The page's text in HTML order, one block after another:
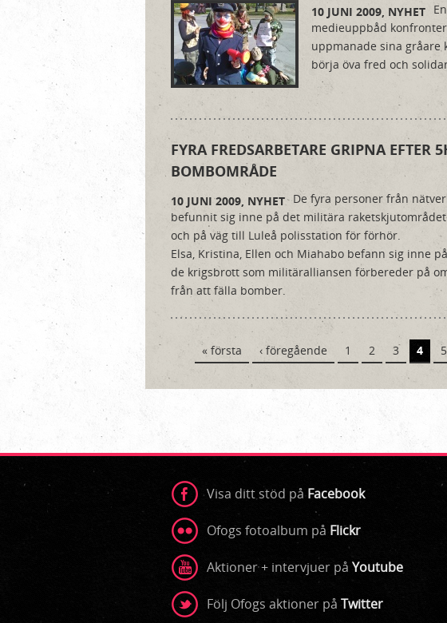
10 JUNI 2009, NYHET
medieuppbåd
uppmanade sina gråare
börja öva fred och
FYRA FREDSARBETARE GRIPNA EFTER
BOMBOMRÅDE
10 JUNI 2009, NYHET De fyra personer från
befunnit sig inne på det militära
och på väg till Luleå polisstation för förhör.
Elsa, Kristina, Ellen och Miahabo befann sig inne
de krigsbrott som militäralliansen förbereder på
från att fälla bomber.
Sidor« första ‹ föregående 1 2 3 4 5
Visa ditt stöd på Facebook
Ofogs fotoalbum på Flickr
Aktioner + intervjuer på Youtube
Följ Ofogs aktioner på Twitter